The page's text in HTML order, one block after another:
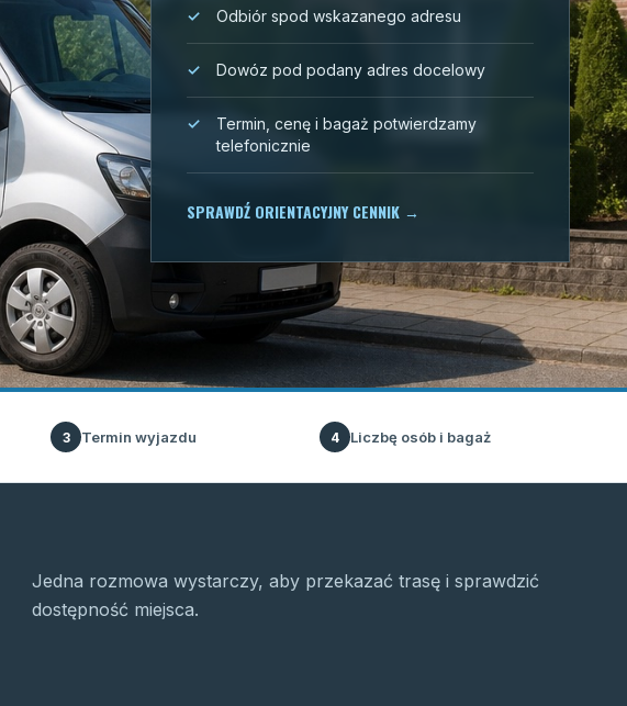
Odbiór spod wskazanego adresu
Dowóz pod podany adres docelowy
Termin, cenę i bagaż potwierdzamy
telefonicznie
SPRAWDŹ ORIENTACYJNY CENNIK →
3 Termin wyjazdu 4 Liczbę osób i bagaż
Jedna rozmowa wystarczy, aby przekazać trasę i sprawdzić
dostępność miejsca.